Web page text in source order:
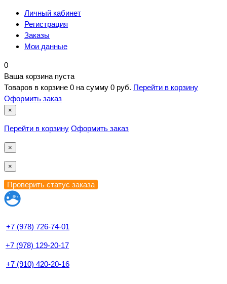
Личный кабинет
Регистрация
Заказы
Мои данные
0
Ваша корзина пуста
Товаров в корзине 0 на сумму 0 руб. Перейти в корзину
Оформить заказ
×
Перейти в корзину Оформить заказ
×
×
+7 (978) 726-74-01
+7 (978) 129-20-17
+7 (910) 420-20-16